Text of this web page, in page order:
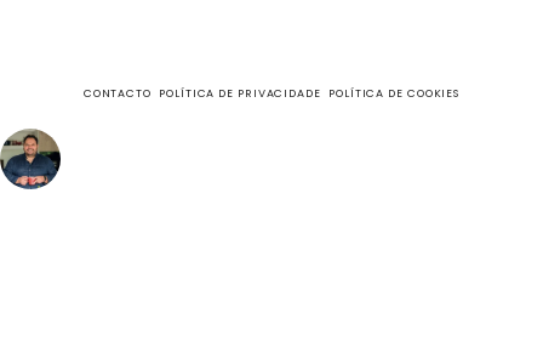
CONTACTO POLÍTICA DE PRIVACIDADE POLÍTICA DE COOKIES